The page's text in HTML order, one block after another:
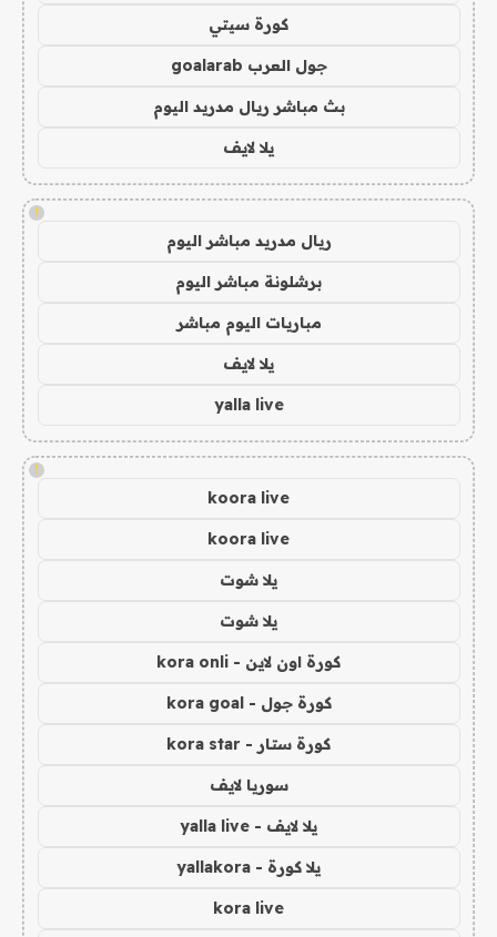
كورة سيتي
جول العرب goalarab
بث مباشر ريال مدريد اليوم
يلا لايف
!
ريال مدريد مباشر اليوم
برشلونة مباشر اليوم
مباريات اليوم مباشر
يلا لايف
yalla live
!
koora live
koora live
يلا شوت
يلا شوت
كورة اون لاين - kora onli
كورة جول - kora goal
كورة ستار - kora star
سوريا لايف
يلا لايف - yalla live
يلا كورة - yallakora
kora live